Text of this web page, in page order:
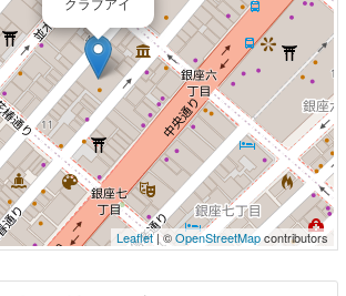
Leaflet| ©OpenStreetMapcontributors